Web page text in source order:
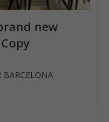
new
BARCELONA